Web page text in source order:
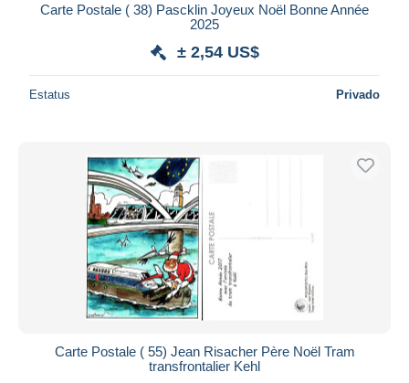
Carte Postale ( 38) Pascklin Joyeux Noël Bonne Année
2025
± 2,54 US$
Estatus Privado
Carte Postale ( 55) Jean Risacher Père Noël Tram
transfrontalier Kehl